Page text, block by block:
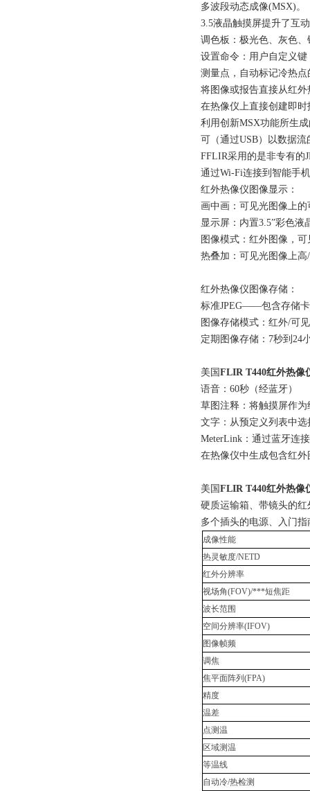
多波段动态成像(MSX)。
3.5液晶触摸屏提升了互
调色板：极光色、灰色
设置命令：用户自定义
测量点，自动标记冷热
将图像或报告直接从红
在热像仪上直接创建即
利用创新MSX功能所生
可（通过USB）以数据
FFLIR采用的是非专有的
通过Wi-Fi连接到智能手
红外热像仪图像显示：
画中画：可见光图像上
显示屏：内置3.5”彩色液
图像模式：红外图像，
热叠加：可见光图像上
红外热像仪图像存储：
标准JPEG——包含存储
图像存储模式：红外/可
定期图像存储：7秒到24
美国 FLIR T440红外热像
语音：60秒（经蓝牙）
草图注释：将触摸屏作
文字：从预定义列表中
MeterLink：通过蓝牙连
在热像仪中生成包含红
美国 FLIR T440红外热像
硬质运输箱、带镜头的
多个插头的电源、入门
成像性能
热灵敏度/NETD
红外分辨率
视场角(FOV)/***短焦距
波长范围
空间分辨率(IFOV)
图像帧频
调焦
焦平面阵列(FPA)
精度
温差
点测温
区域测温
等温线
自动冷/热检测